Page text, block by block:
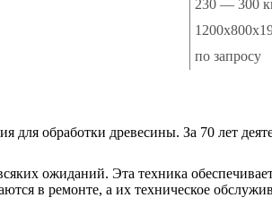
230 — 300
по запросу
обработки древесины. За 70 лет
ожиданий. Эта техника
в ремонте, а их техническое